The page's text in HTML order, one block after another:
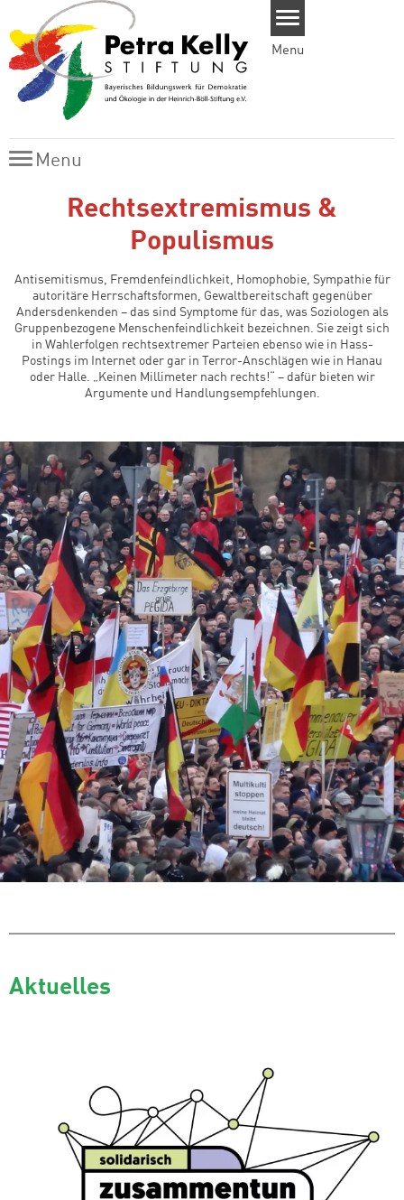
Skip to main content
Menu
MenuMenu
Rechtsextremismus &
Populismus
Antisemitismus, Fremdenfeindlichkeit, Homophobie, Sympathie für
autoritäre Herrschaftsformen, Gewaltbereitschaft gegenüber
Andersdenkenden – das sind Symptome für das, was Soziologen als
Gruppenbezogene Menschenfeindlichkeit bezeichnen. Sie zeigt sich
in Wahlerfolgen rechtsextremer Parteien ebenso wie in Hass-
Postings im Internet oder gar in Terror-Anschlägen wie in Hanau
oder Halle. „Keinen Millimeter nach rechts!“ – dafür bieten wir
Argumente und Handlungsempfehlungen.
Aktuelles